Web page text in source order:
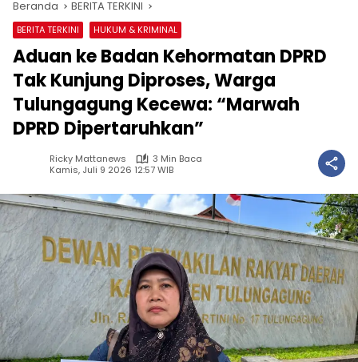
Beranda BERITA TERKINI
BERITA TERKINI HUKUM & KRIMINAL
Aduan ke Badan Kehormatan DPRD
Tak Kunjung Diproses, Warga
Tulungagung Kecewa: “Marwah
DPRD Dipertaruhkan”
Ricky Mattanews
3 Min Baca
Kamis, Juli 9 2026 12:57 WIB